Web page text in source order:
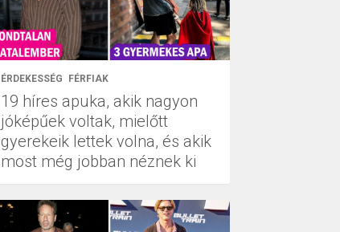
ÉRDEKESSÉG FÉRFIAK
19 híres apuka, akik nagyon
jóképűek voltak, mielőtt
gyerekeik lettek volna, és akik
most még jobban néznek ki